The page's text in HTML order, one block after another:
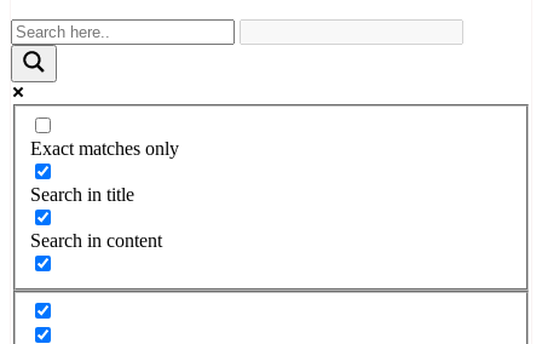
Exact matches only
Search in title
Search in content